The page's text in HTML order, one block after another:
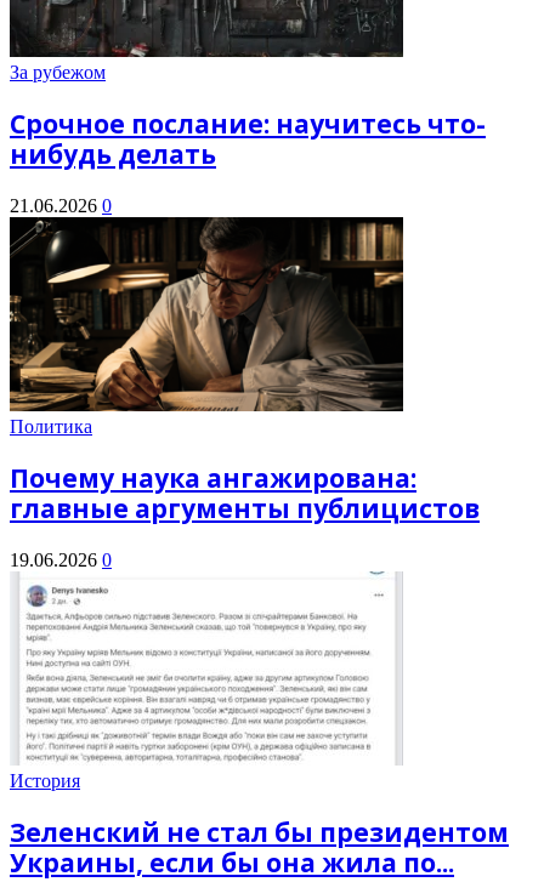
За рубежом
Срочное послание: научитесь что-
нибудь делать
21.06.2026 0
Политика
Почему наука ангажирована:
главные аргументы публицистов
19.06.2026 0
История
Зеленский не стал бы президентом
Украины, если бы она жила по...